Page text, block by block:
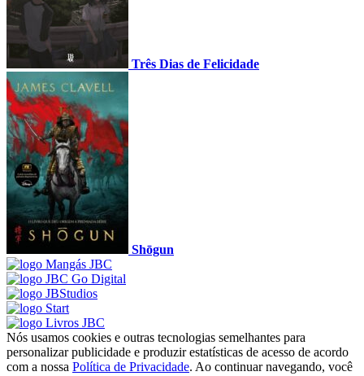
Três Dias de Felicidade
Shōgun
Nós usamos cookies e outras tecnologias semelhantes para
personalizar publicidade e produzir estatísticas de acesso de acordo
com a nossa Política de Privacidade. Ao continuar navegando, você